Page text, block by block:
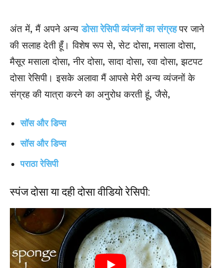
अंत में, मैं अपने अन्यडोसा रेसिपी व्यंजनों का संग्रहपर जाने
की सलाह देती हूँ। विशेष रूप से, सेट दोसा, मसाला दोसा,
मैसूर मसाला दोसा, नीर दोसा, सादा दोसा, रवा दोसा, झटपट
दोसा रेसिपी। इसके अलावा मैं आपसे मेरी अन्य व्यंजनों के
संग्रह की यात्रा करने का अनुरोध करती हूं, जैसे,
सॉस और डिप्स
सॉस और डिप्स
पराठा रेसिपी
स्पंज दोसा या दही दोसा वीडियो रेसिपी: